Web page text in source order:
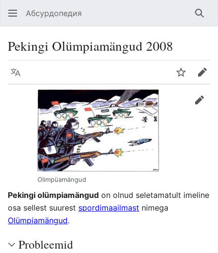
Абсурдопедия
Pekingi Olümpiamängud 2008
Язык
Olimpüamängud
Pekingi olümpiamängud on olnud seletamatult imeline
osa sellest suurest spordimaailmast nimega
Olümpiamängud.
Probleemid